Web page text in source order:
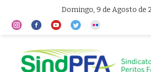
Domingo, 9 de Agosto de